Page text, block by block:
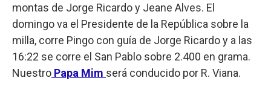
montas de Jorge Ricardo y Jeane Alves. El
domingo va el Presidente de la República sobre la
milla, corre Pingo con guía de Jorge Ricardo y a las
16:22 se corre el San Pablo sobre 2.400 en grama.
Nuestro Papa Mim será conducido por R. Viana.